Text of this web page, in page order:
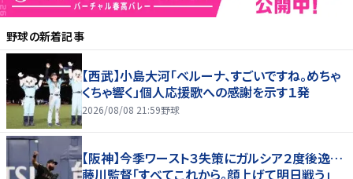
野球の新着記事
【西武】小島大河「ベルーナ、すごいですね。めちゃ
くちゃ響く」個人応援歌への感謝を示す１発
2026/08/08 21:59野球
【阪神】今季ワースト３失策にガルシア２度後逸…
藤川監督「すべてこれから。顔上げて明日戦う」